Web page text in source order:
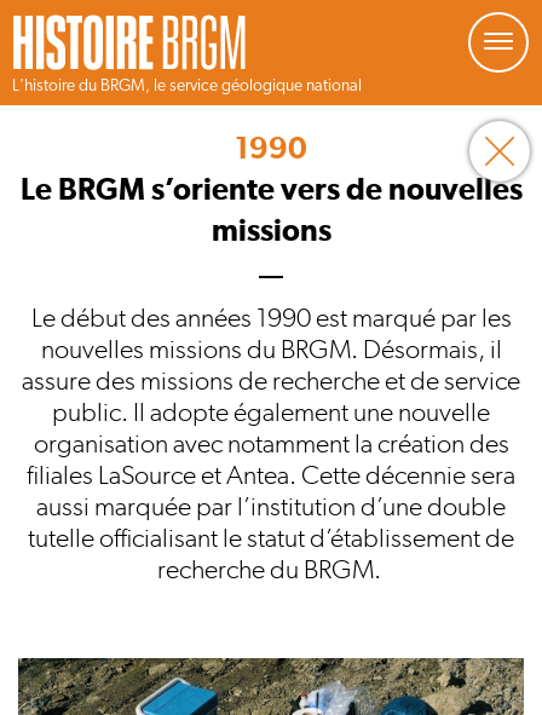
L'histoire du BRGM, le service géologique national
1990
Le BRGM s’oriente vers de nouvelles
missions
Le début des années 1990 est marqué par les
nouvelles missions du BRGM. Désormais, il
assure des missions de recherche et de service
public. Il adopte également une nouvelle
organisation avec notamment la création des
filiales LaSource et Antea. Cette décennie sera
aussi marquée par l’institution d’une double
tutelle officialisant le statut d’établissement de
recherche du BRGM.
Gestion de vos préférences sur les cookies